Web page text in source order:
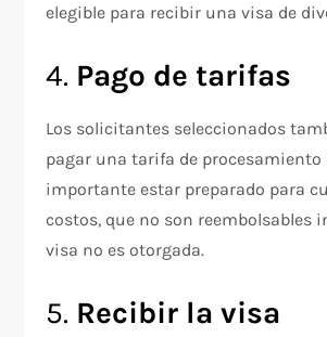
elegible para recibir una visa de
4. Pago de tarifas
Los solicitantes seleccionados
pagar una tarifa de procesamiento
importante estar preparado para
costos, que no son reembolsables
visa no es otorgada.
5. Recibir la visa